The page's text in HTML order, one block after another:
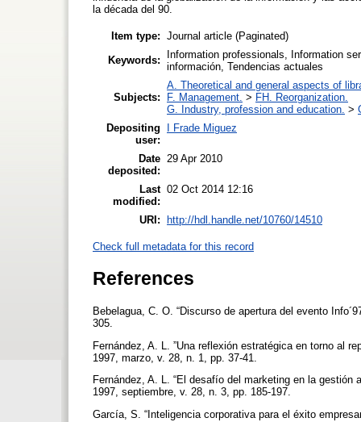
la década del 90.
Item type: Journal article (Paginated)
Keywords:
Information professionals, Information
información, Tendencias actuales
Subjects:
A. Theoretical and general aspects of
F. Management. > FH. Reorganization.
G. Industry, profession and education. >
Depositing
user:
I Frade Miguez
Date
deposited:
29 Apr 2010
Last
modified:
02 Oct 2014 12:16
URI: http://hdl.handle.net/10760/14510
Check full metadata for this record
References
Bebelagua, C. O. “Discurso de apertura del evento
305.
Fernández, A. L. ”Una reflexión estratégica en torno al
1997, marzo, v. 28, n. 1, pp. 37-41.
Fernández, A. L. “El desafío del marketing en la
1997, septiembre, v. 28, n. 3, pp. 185-197.
García, S. “Inteligencia corporativa para el éxito